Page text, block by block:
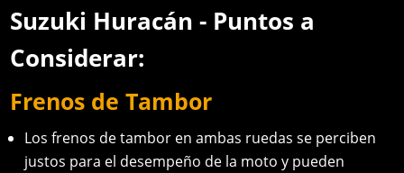
Suzuki Huracán - Puntos a
Considerar:
Frenos de Tambor
Los frenos de tambor en ambas ruedas se perciben
justos para el desempeño de la moto y pueden